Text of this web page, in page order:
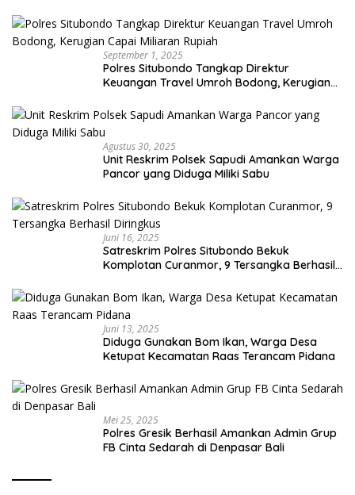
September 1, 2025
Polres Situbondo Tangkap Direktur
Keuangan Travel Umroh Bodong, Kerugian
Agustus 30, 2025
Unit Reskrim Polsek Sapudi Amankan Warga
Pancor yang Diduga Miliki Sabu
Juni 16, 2025
Satreskrim Polres Situbondo Bekuk
Komplotan Curanmor, 9 Tersangka Berhasil
Juni 13, 2025
Diduga Gunakan Bom Ikan, Warga Desa
Ketupat Kecamatan Raas Terancam Pidana
Mei 25, 2025
Polres Gresik Berhasil Amankan Admin Grup
FB Cinta Sedarah di Denpasar Bali